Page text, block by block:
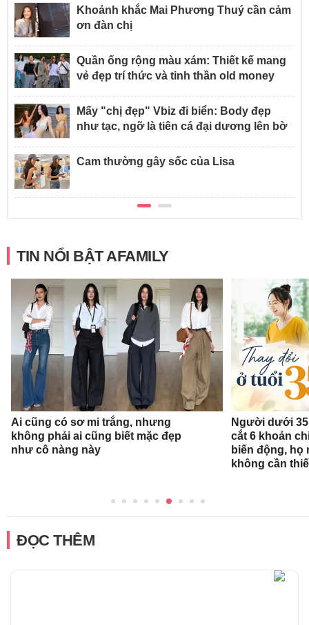
Khoảnh khắc Mai Phương Thuý cần cảm
ơn đàn chị
Quần ống rộng màu xám: Thiết kế mang
vẻ đẹp trí thức và tinh thần old money
Mấy "chị đẹp" Vbiz đi biển: Body đẹp
như tạc, ngỡ là tiên cá đại dương lên bờ
Cam thường gây sốc của Lisa
TIN NỔI BẬT AFAMILY
Ai cũng có sơ mi trắng, nhưng
không phải ai cũng biết mặc đẹp
như cô nàng này
Người dưới
cắt 6 khoản
biến động, họ
không cần
ĐỌC THÊM